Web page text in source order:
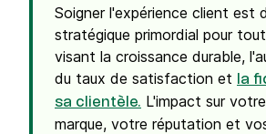
Soigner l'expérience client est
stratégique primordial pour
visant la croissance durable,
du taux de satisfaction et
la
sa clientèle. L'impact sur
marque, votre réputation et